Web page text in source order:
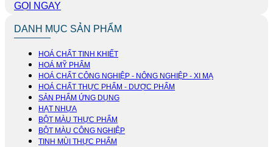
GỌI NGAY
DANH MỤC SẢN PHẨM
HOÁ CHẤT TINH KHIẾT
HOÁ MỸ PHẨM
HOÁ CHẤT CÔNG NGHIỆP - NÔNG NGHIỆP - XI MẠ
HOÁ CHẤT THỰC PHẨM - DƯỢC PHẨM
SẢN PHẨM ỨNG DỤNG
HẠT NHỰA
BỘT MÀU THỰC PHẨM
BỘT MÀU CÔNG NGHIỆP
TINH MÙI THỰC PHẨM